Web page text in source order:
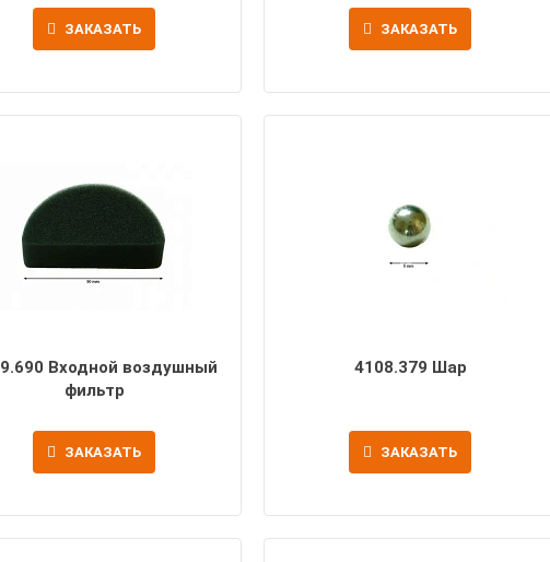
ЗАКАЗАТЬ ЗАКАЗАТЬ
Входной воздушный
фильтр
ЗАКАЗАТЬ
4108.379 Шар
ЗАКАЗАТЬ